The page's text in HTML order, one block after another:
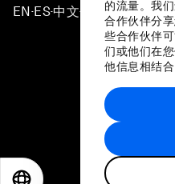
的流量。我
合作伙伴分
些合作伙伴
们或他们在
他信息相结合
EN ▪ES▪中文▪ 日本語
站